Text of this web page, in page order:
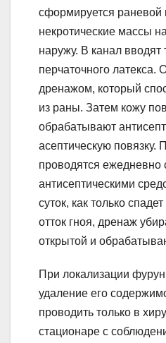
сформируется раневой
некротические массы
наружу. В канал вводят
перчаточного латекса.
дренажом, который
из раны. Затем кожу
обрабатывают
асептическую повязку.
проводятся ежедневно
антисептическими
суток, как только
отток гноя, дренаж
открытой и
При локализации
удаление его
проводить только в
стационаре с